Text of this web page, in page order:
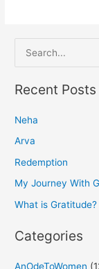
e
a
c
h
f
o
Recent Posts
Neha
Arva
Redemption
My Journey With
What is Gratitude?
Categories
AnOdeToWomen